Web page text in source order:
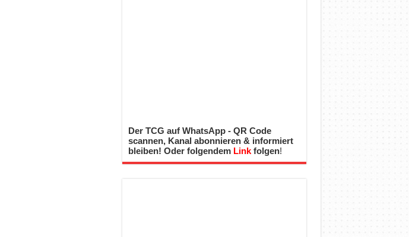
Der TCG auf WhatsApp - QR Code
scannen, Kanal abonnieren & informiert
bleiben! Oder folgendem Linkfolgen!